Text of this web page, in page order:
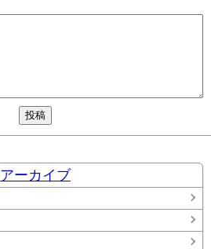
アーカイブ